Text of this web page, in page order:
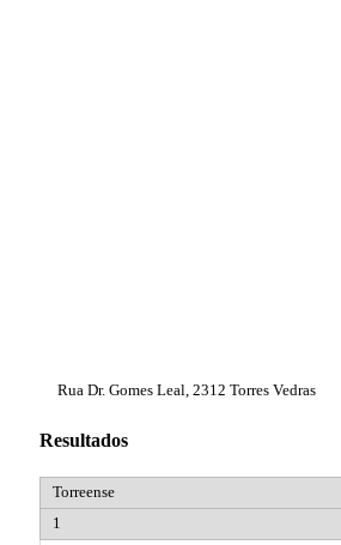
Rua Dr. Gomes Leal, 2312 Torres Vedras
Resultados